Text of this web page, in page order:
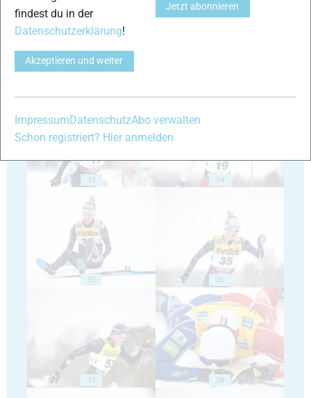
33 34
35 36
37 38
findest du in der
Datenschutzerklärung!
Akzeptieren und weiter
Jetzt abonnieren
Impressum DatenschutzAbo verwalten
Schon registriert? Hier anmelden